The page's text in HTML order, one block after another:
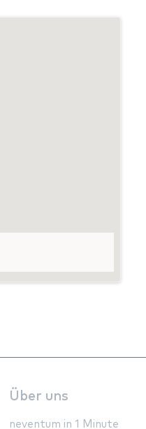
Über uns
neventum in 1 Minute